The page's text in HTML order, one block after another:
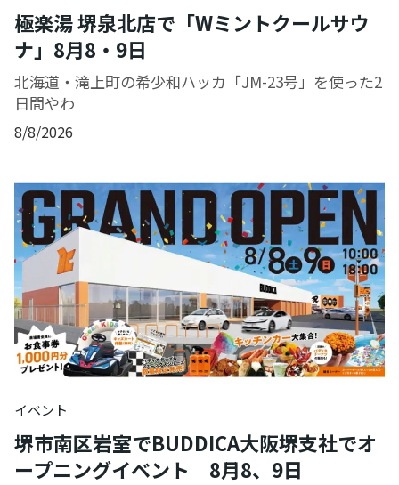
極楽湯 堺泉北店で「Wミントクールサウ
ナ」8月8・9日
北海道・滝上町の希少和ハッカ「JM-23号」を使った2
日間やわ
8/8/2026
イベント
堺市南区岩室でBUDDICA大阪堺支社でオ
ープニングイベント 8月8、9日